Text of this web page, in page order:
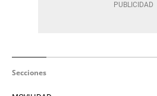
Secciones